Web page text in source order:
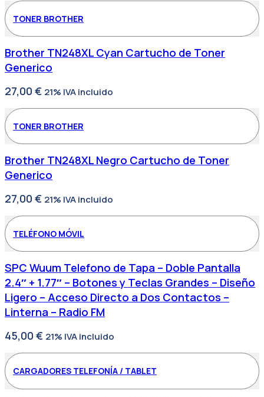
TONER BROTHER
Brother TN248XL Cyan Cartucho de Toner
Generico
27,00 € 21% IVA incluido
TONER BROTHER
Brother TN248XL Negro Cartucho de Toner
Generico
27,00 € 21% IVA incluido
TELÉFONO MÓVIL
SPC Wuum Telefono de Tapa – Doble Pantalla
2.4″ + 1.77″ – Botones y Teclas Grandes – Diseño
Ligero – Acceso Directo a Dos Contactos –
Linterna – Radio FM
45,00 € 21% IVA incluido
CARGADORES TELEFONÍA / TABLET